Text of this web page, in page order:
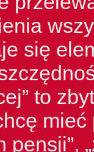
się
to